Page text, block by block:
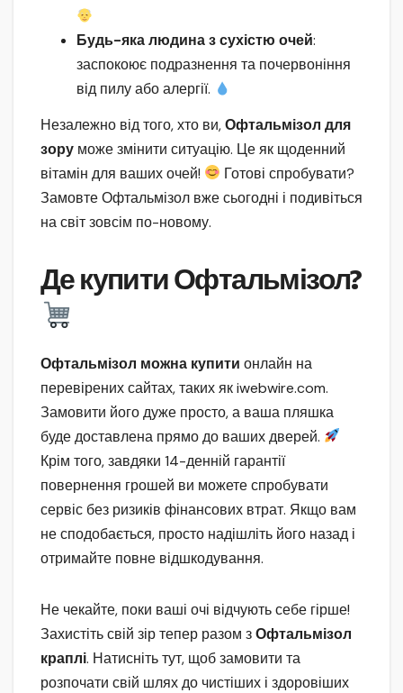
Будь-яка людина з сухістю очей:
заспокоює подразнення та почервоніння
від пилу або алергії.
Незалежно від того, хто ви,Офтальмізол для
зору може змінити ситуацію. Це як щоденний
вітамін для ваших очей!
Готові спробувати?
Замовте Офтальмізол вже сьогодні і подивіться
на світ зовсім по-новому.
Де купити Офтальмізол?
Офтальмізол можна купити онлайн на
перевірених сайтах, таких як iwebwire.com.
Замовити його дуже просто, а ваша пляшка
буде доставлена прямо до ваших дверей.
Крім того, завдяки 14-денній гарантії
повернення грошей ви можете спробувати
сервіс без ризиків фінансових втрат. Якщо вам
не сподобається, просто надішліть його назад і
отримайте повне відшкодування.
Не чекайте, поки ваші очі відчують себе гірше!
Захистіть свій зір тепер разом зОфтальмізол
краплі. Натисніть тут, щоб замовити та
розпочати свій шлях до чистіших і здоровіших